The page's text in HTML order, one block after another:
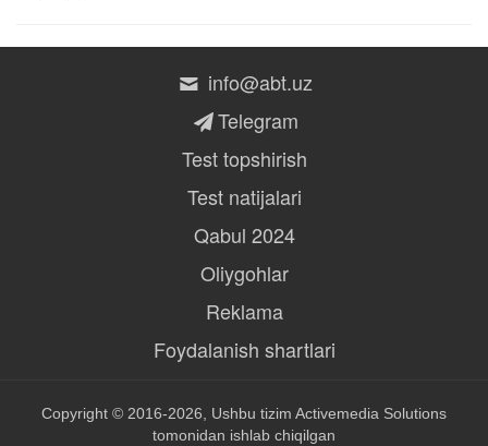
info@abt.uz
Telegram
Test topshirish
Test natijalari
Qabul 2024
Oliygohlar
Reklama
Foydalanish shartlari
Copyright © 2016-2026, Ushbu tizim Activemedia Solutions
tomonidan ishlab chiqilgan